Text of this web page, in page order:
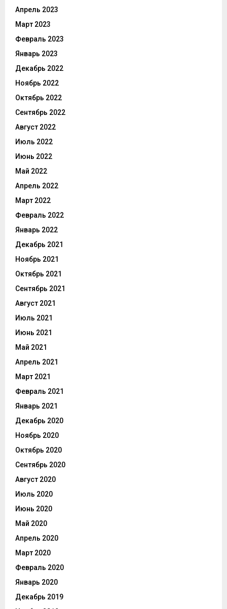
Апрель 2023
Март 2023
Февраль 2023
Январь 2023
Декабрь 2022
Ноябрь 2022
Октябрь 2022
Сентябрь 2022
Август 2022
Июль 2022
Июнь 2022
Май 2022
Апрель 2022
Март 2022
Февраль 2022
Январь 2022
Декабрь 2021
Ноябрь 2021
Октябрь 2021
Сентябрь 2021
Август 2021
Июль 2021
Июнь 2021
Май 2021
Апрель 2021
Март 2021
Февраль 2021
Январь 2021
Декабрь 2020
Ноябрь 2020
Октябрь 2020
Сентябрь 2020
Август 2020
Июль 2020
Июнь 2020
Май 2020
Апрель 2020
Март 2020
Февраль 2020
Январь 2020
Декабрь 2019